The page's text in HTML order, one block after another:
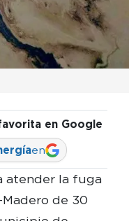
en Google
en
atender la fuga
de 30